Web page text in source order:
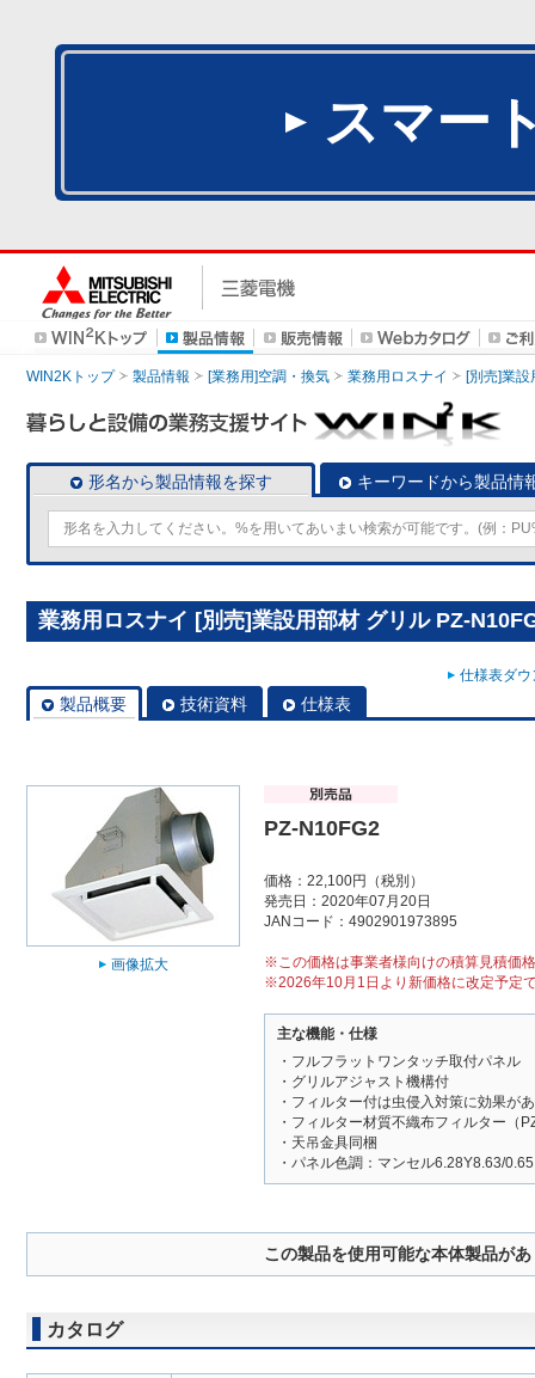
スマー
WIN2Kトップ 製品情報 [業務用]空調・換気 業務用ロスナイ [別売]業設
形名から製品情報を探す キーワードから製品情
業務用ロスナイ [別売]業設用部材 グリル PZ-
仕様表ダ
製品概要 技術資料 仕様表
画像拡大
PZ-N10FG2
価格：22,100円（税別）
発売日：2020年07月20日
JANコード：4902901973895
※この価格は事業者様向けの積算見積価
※2026年10月1日より新価格に改定予定
主な機能・仕様
・フルフラットワンタッチ取付パネル
・グリルアジャスト機構付
・フィルター付は虫侵入対策に効果が
・フィルター材質不織布フィルター（
・天吊金具同梱
・パネル色調：マンセル6.28Y8.63/
この製品を使用可能な本体製品が
カタログ